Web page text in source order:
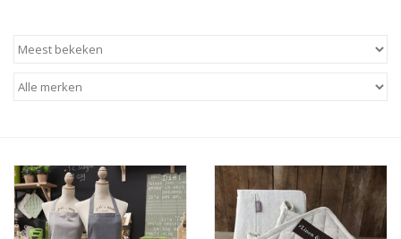
Textiel
NIEUW!